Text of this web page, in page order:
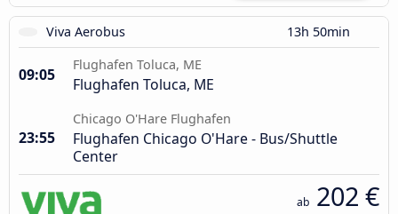
Viva Aerobus 13h 50min
09:05
Flughafen Toluca, ME
Flughafen Toluca, ME
23:55
Chicago O'Hare Flughafen
Flughafen Chicago O'Hare - Bus/Shuttle
Center
ab 202 €